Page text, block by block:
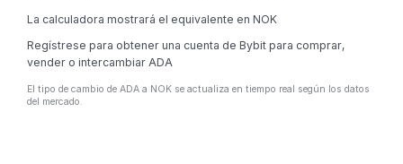
La calculadora mostrará el equivalente en NOK
Regístrese para obtener una cuenta de Bybit para comprar,
vender o intercambiar ADA
El tipo de cambio de ADA a NOK se actualiza en tiempo real según los datos
del mercado.